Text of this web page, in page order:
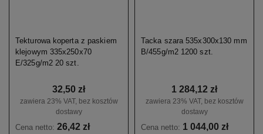
Tekturowa koperta z paskiem
klejowym 335x250x70
E/325g/m2 20 szt.
32,50 zł
zawiera 23% VAT, bez kosztów
dostawy
Cena netto: 26,42 zł
Tacka szara 535x300x130 mm
B/455g/m2 1200 szt.
1 284,12 zł
zawiera 23% VAT, bez kosztów
dostawy
Cena netto: 1 044,00 zł